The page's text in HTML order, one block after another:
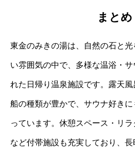
まとめ
東金のみきの湯は、自然の石と
い雰囲気の中で、多様な温浴・
れた日帰り温泉施設です。露天
船の種類が豊かで、サウナ好き
っています。休憩スペース・リ
など付帯施設も充実しており、